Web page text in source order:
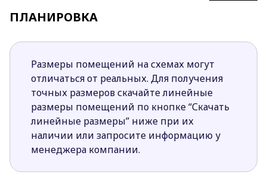
отдельные подзоны для гостиной, кухни,
пространства.
Закрытая кухня позволяет скрыть особенности
ежедневного хозяйственного быта от зоны
отдыха.
Расположение дополнительного выхода на
террасу в столовой наполнит завтрак или ужин
ароматным свежем летним воздухом.
Крытая часть террасы поможет приготовить
ПЛАНИРОВКА
Размеры помещений на схемах могут
отличаться от реальных. Для получения
точных размеров скачайте линейные
размеры помещений по кнопке “Скачать
линейные размеры” ниже при их
наличии или запросите информацию у
менеджера компании.